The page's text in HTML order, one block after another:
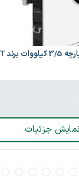
نمایش جزئیات